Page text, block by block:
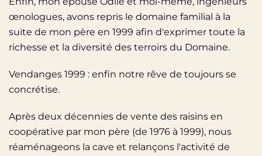
œnologues, avons repris le domaine familial à la
suite de mon père en 1999 afin d'exprimer toute la
richesse et la diversité des terroirs du Domaine.
Vendanges 1999 : enfin notre rêve de toujours se
concrétise.
Après deux décennies de vente des raisins en
coopérative par mon père (de 1976 à 1999), nous
réaménageons la cave et relançons l'activité de